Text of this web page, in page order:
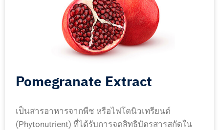
Pomegranate Extract
เป็นสารอาหารจากพืช หรือไฟโตนิวเทรียนต์
(Phytonutrient) ที่ได้รับการจดสิทธิบัตรสารสกัดใน